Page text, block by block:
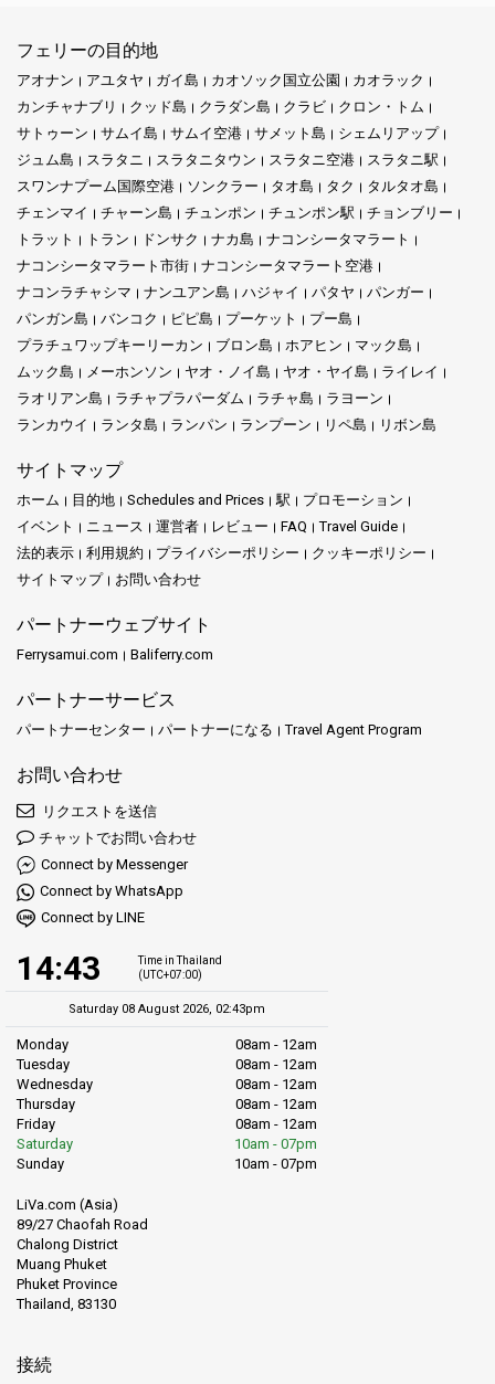
フェリーの目的地
アオナン アユタヤ ガイ島 カオソック国立公園
カオラック
カンチャナブリ
クッド島 クラダン島 クラビ
クロン・トム
サトゥーン
サムイ島 サムイ空港 サメット島
シェムリアップ
ジュム島
スラタニ スラタニタウン スラタニ空港
スラタニ駅
スワンナプーム国際空港
ソンクラー タオ島 タク
タルタオ島
チェンマイ
チャーン島 チュンポン チュンポン駅
チョンブリー
トラット
トラン ドンサク ナカ島
ナコンシータマラート
ナコンシータマラート市街
ナコンシータマラート空港
ナコンラチャシマ
ナンユアン島 ハジャイ パタヤ
パンガー
パンガン島
バンコク ピピ島 プーケット
プー島
プラチュワップキーリーカン
ブロン島 ホアヒン
マック島
ムック島
メーホンソン ヤオ・ノイ島 ヤオ・ヤイ島
ライレイ
ラオリアン島
ラチャプラパーダム ラチャ島
ラヨーン
ランカウイ
ランタ島 ランパン ランプーン リペ島 リボン島
サイトマップ
ホーム 目的地 Schedules and Prices 駅
プロモーション
イベント
ニュース 運営者 レビュー FAQ
Travel Guide
法的表示
利用規約 プライバシーポリシー
クッキーポリシー
サイトマップ
お問い合わせ
パートナーウェブサイト
Ferrysamui.com Baliferry.com
パートナーサービス
パートナーセンター パートナーになる Travel Agent Program
お問い合わせ
リクエストを送信
チャットでお問い合わせ
Connect by Messenger
Connect by WhatsApp
Connect by LINE
14:43
Time in Thailand
(UTC+07:00)
Saturday 08 August 2026, 02:43pm
Monday
08am - 12am
Tuesday
08am - 12am
Wednesday
08am - 12am
Thursday
08am - 12am
Friday
08am - 12am
Saturday
10am - 07pm
Sunday
10am - 07pm
LiVa.com (Asia)
89/27 Chaofah Road
Chalong District
Muang Phuket
Phuket Province
Thailand, 83130
接続